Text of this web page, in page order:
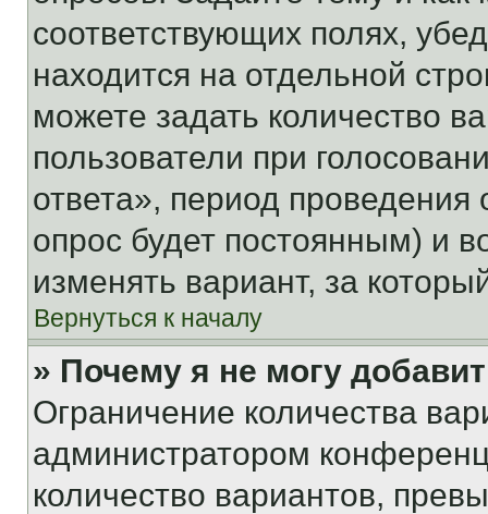
соответствующих полях,
находится на отдельной
можете задать количество
пользователи при
ответа», период проведения
опрос будет постоянным) и
изменять вариант, за
Вернуться к началу
» Почему я не могу
Ограничение количества
администратором
количество вариантов,